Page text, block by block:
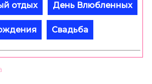
отдых День Влюбленных
Свадьба